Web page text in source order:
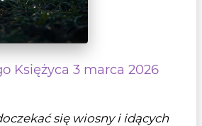
Księżyca 3 marca 2026
się wiosny i idących